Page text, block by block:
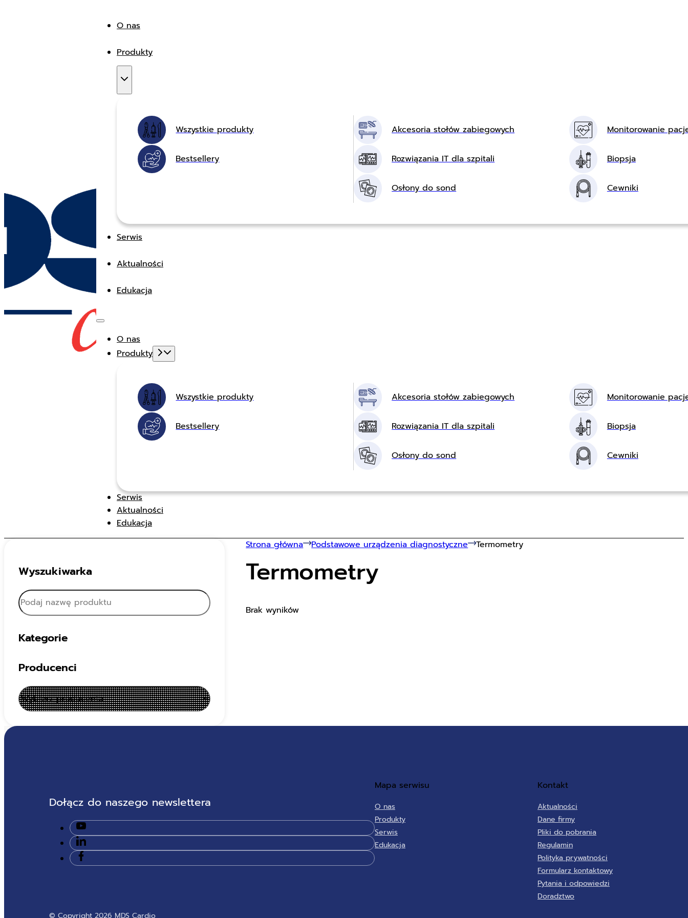
O nas
Produkty
Wszystkie produkty
Bestsellery
Akcesoria stołów zabiegowych Monitorowanie
Rozwiązania IT dla szpitali Biopsja
Osłony do sond Cewniki
Serwis
Aktualności
Edukacja
O nas
Produkty
Wszystkie produkty
Bestsellery
Akcesoria stołów zabiegowych Monitorowanie
Rozwiązania IT dla szpitali Biopsja
Osłony do sond Cewniki
Serwis
Aktualności
Edukacja
Wyszukiwarka
Kategorie
Producenci
Strona główna Podstawowe urządzenia diagnostyczne Termometry
Termometry
Brak wyników
Dołącz do naszego newslettera
Mapa serwisu
O nas
Produkty
Serwis
Edukacja
Kontakt
Aktualności
Dane firmy
Pliki do pobrania
Regulamin
Polityka prywatności
Formularz kontaktowy
Pytania i odpowiedzi
Doradztwo
© Copyright 2026 MDS Cardio